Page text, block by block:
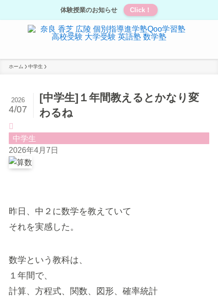
体験授業のお知らせ Click！
ホーム 中学生
[中学生]１年間教えるとかなり変
わるね
2026
4/07
中学生
2026年4月7日
昨日、中２に数学を教えていて
それを実感した。
数学という教科は、
１年間で、
計算、方程式、関数、図形、確率統計